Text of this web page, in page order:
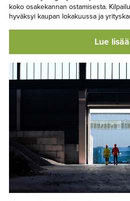
koko osakekannan ostamisesta.
hyväksyi kaupan lokakuussa ja
Lue lisää